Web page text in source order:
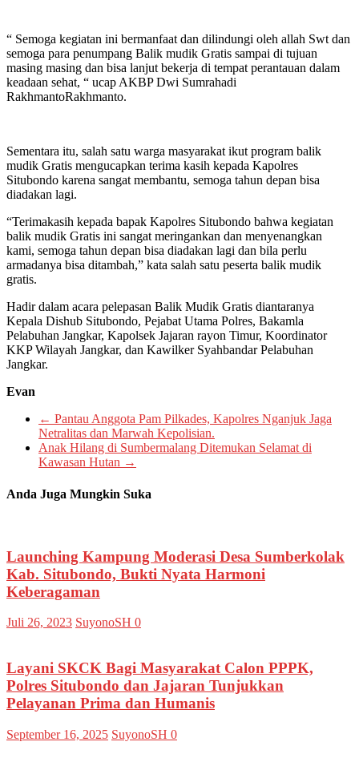
“ Semoga kegiatan ini bermanfaat dan dilindungi oleh allah Swt dan
semoga para penumpang Balik mudik Gratis sampai di tujuan
masing masing dan bisa lanjut bekerja di tempat perantauan dalam
keadaan sehat, “ ucap AKBP Dwi Sumrahadi
RakhmantoRakhmanto.
Sementara itu, salah satu warga masyarakat ikut program balik
mudik Gratis mengucapkan terima kasih kepada Kapolres
Situbondo karena sangat membantu, semoga tahun depan bisa
diadakan lagi.
“Terimakasih kepada bapak Kapolres Situbondo bahwa kegiatan
balik mudik Gratis ini sangat meringankan dan menyenangkan
kami, semoga tahun depan bisa diadakan lagi dan bila perlu
armadanya bisa ditambah,” kata salah satu peserta balik mudik
gratis.
Hadir dalam acara pelepasan Balik Mudik Gratis diantaranya
Kepala Dishub Situbondo, Pejabat Utama Polres, Bakamla
Pelabuhan Jangkar, Kapolsek Jajaran rayon Timur, Koordinator
KKP Wilayah Jangkar, dan Kawilker Syahbandar Pelabuhan
Jangkar.
Evan
← Pantau Anggota Pam Pilkades, Kapolres Nganjuk Jaga
Netralitas dan Marwah Kepolisian.
Anak Hilang di Sumbermalang Ditemukan Selamat di
Kawasan Hutan →
Anda Juga Mungkin Suka
Launching Kampung Moderasi Desa Sumberkolak
Kab. Situbondo, Bukti Nyata Harmoni
Keberagaman
Juli 26, 2023 SuyonoSH 0
Layani SKCK Bagi Masyarakat Calon PPPK,
Polres Situbondo dan Jajaran Tunjukkan
Pelayanan Prima dan Humanis
September 16, 2025 SuyonoSH 0